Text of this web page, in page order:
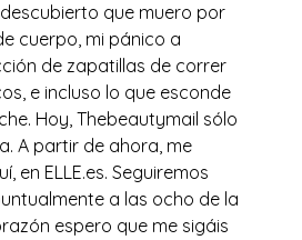
que muero por
cuerpo, mi pánico a
de zapatillas de correr
e incluso lo que esconde
Hoy, Thebeautymail sólo
A partir de ahora, me
en ELLE.es. Seguiremos
a las ocho de la
espero que me sigáis